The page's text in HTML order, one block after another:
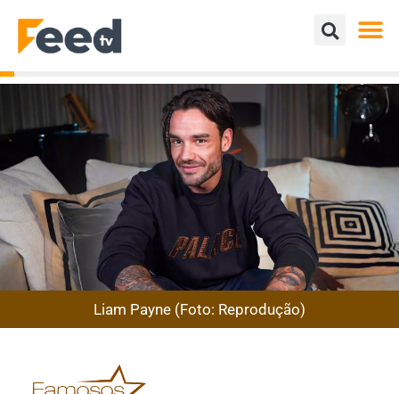
Liam Payne (Foto: Reprodução)